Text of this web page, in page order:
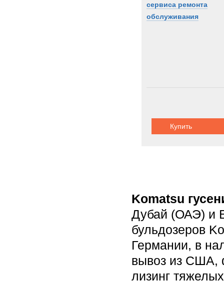
сервиса ремонта
обслуживания
Купить
Komatsu
Дубай (ОАЭ) и
бульдозеров
Германии, в
вывоз из США,
лизинг